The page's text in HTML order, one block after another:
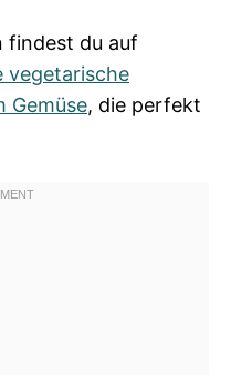
findest du auf
vegetarische
Gemüse, die perfekt